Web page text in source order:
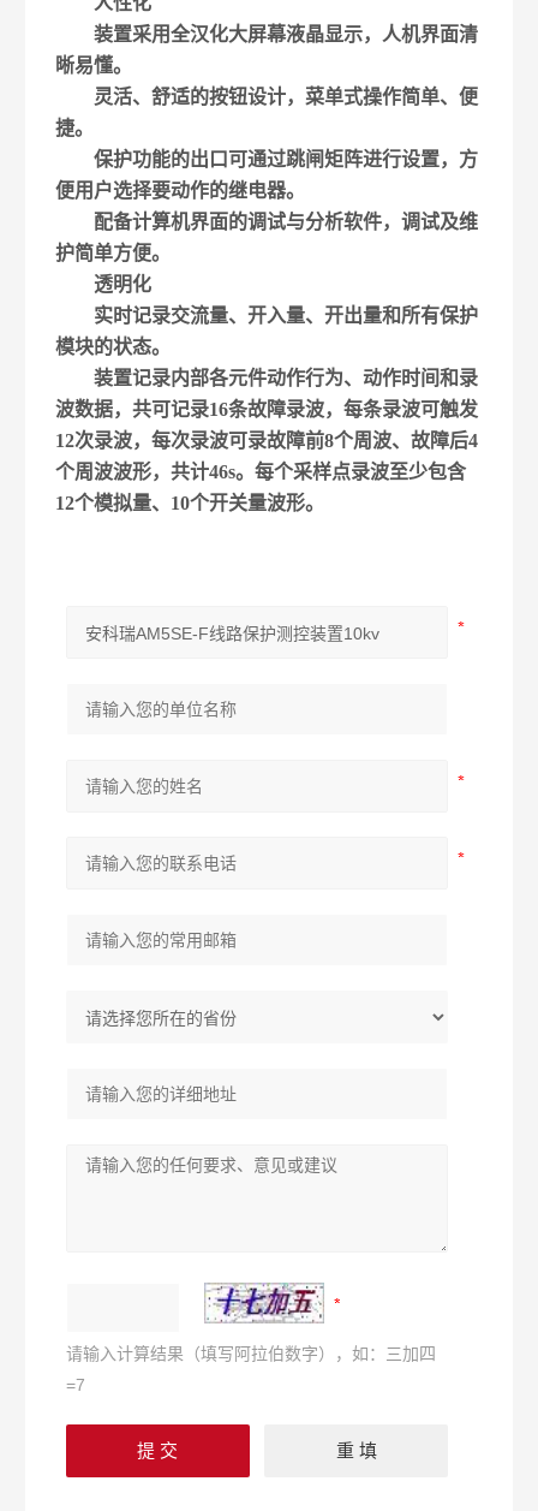
装置采用全汉化大屏幕液晶显示，人机界面清
晰易懂。
灵活、舒适的按钮设计，菜单式操作简单、便
捷。
保护功能的出口可通过跳闸矩阵进行设置，方
便用户选择要动作的继电器。
配备计算机界面的调试与分析软件，调试及维
护简单方便。
透明化
实时记录交流量、开入量、开出量和所有保护
模块的状态。
装置记录内部各元件动作行为、动作时间和录
波数据，共可记录16条故障录波，每条录波可触发
12次录波，每次录波可录故障前8个周波、故障后4
个周波波形，共计46s。每个采样点录波至少包含
12个模拟量、10个开关量波形。
请输入计算结果（填写阿拉伯数字），如：三加四
=7